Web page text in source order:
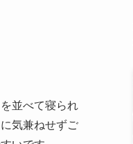
並べて寝られ
気兼ねせずご